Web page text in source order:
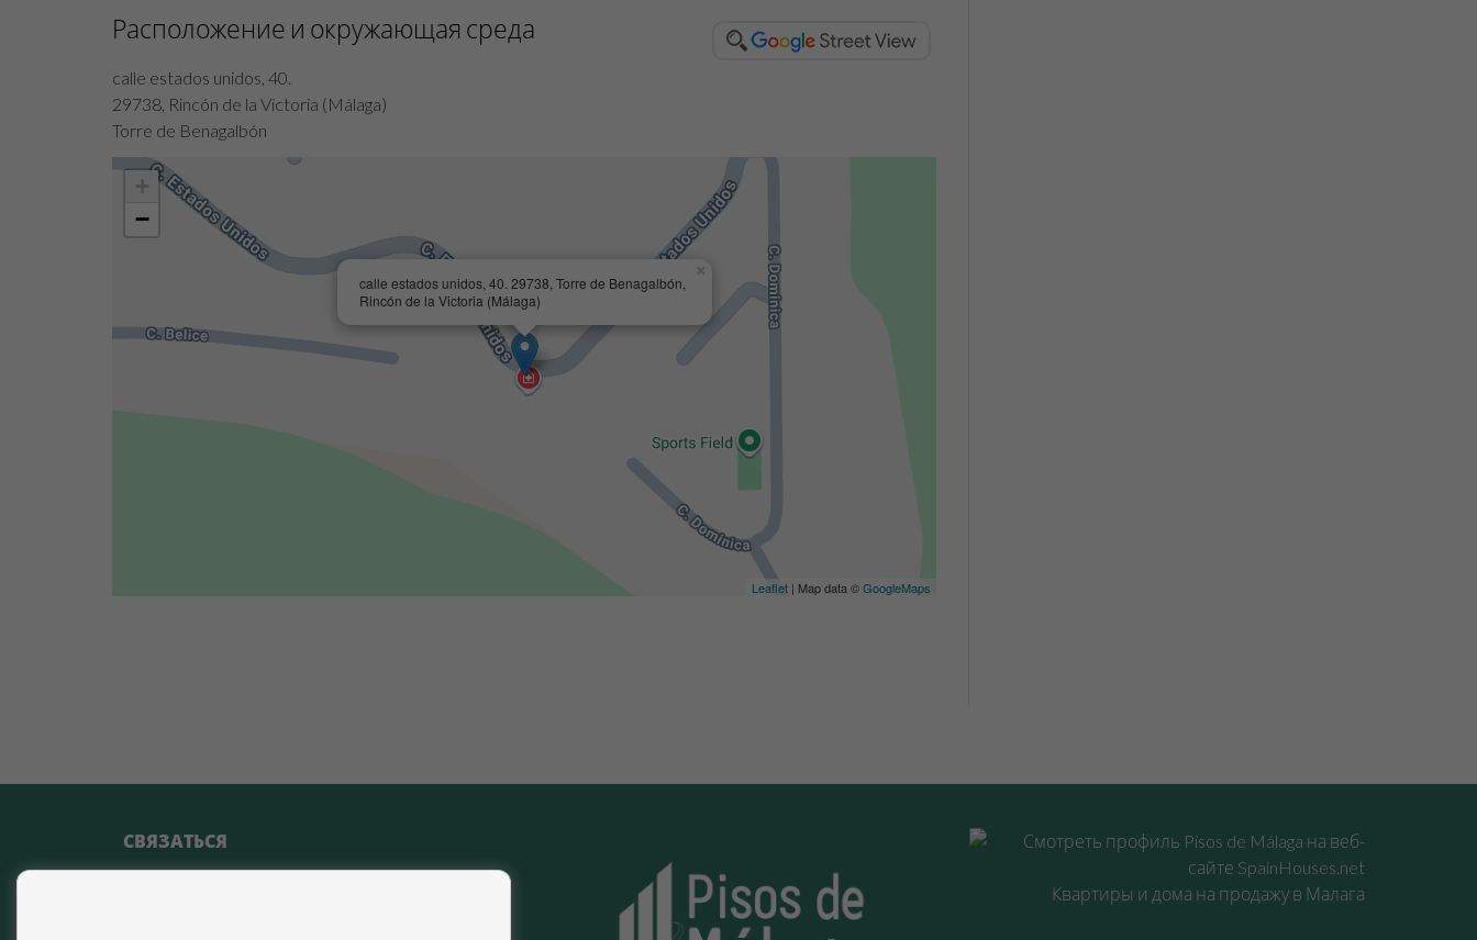
Расположение и окружающая среда
calle estados unidos, 40.
29738, Rincón de la Victoria (Málaga)
Torre de Benagalbón
calle estados unidos, 40. 29738, Torre de Benagalbón,
Rincón de la Victoria (Málaga)
×
−
Leaflet | Map data ©GoogleMaps
СВЯЗАТЬСЯ
Квартиры и дома на продажу в Малага